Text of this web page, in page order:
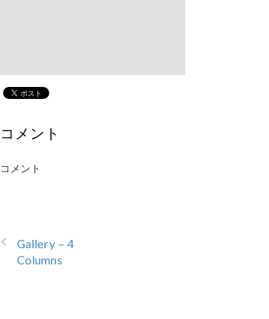
コメント
コメント
Gallery – 4
Columns